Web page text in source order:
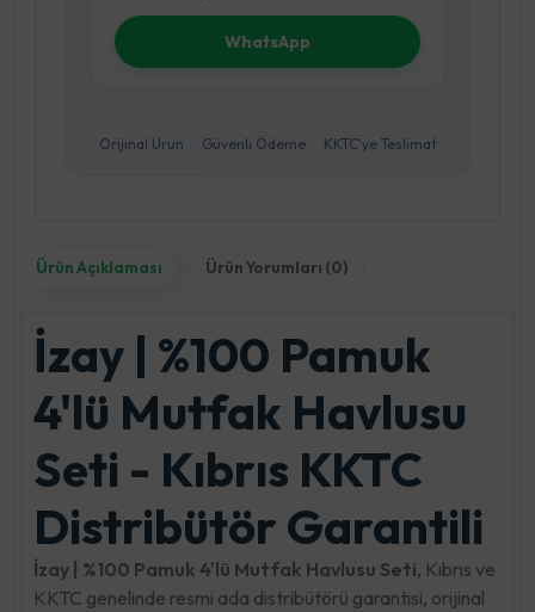
WhatsApp
Orijinal Ürün Güvenli Ödeme KKTC'ye Teslimat
Ürün Açıklaması Ürün Yorumları (0)
İzay | %100 Pamuk
4'lü Mutfak Havlusu
Seti - Kıbrıs KKTC
Distribütör Garantili
İzay | %100 Pamuk 4'lü Mutfak Havlusu Seti, Kıbrıs ve
KKTC genelinde resmi ada distribütörü garantisi, orijinal